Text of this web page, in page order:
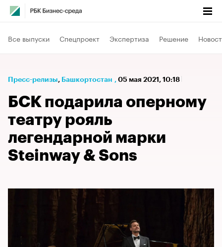
Все выпуски Спецпроект Экспертиза Решение
Пресс-релизы⁠, Башкортостан , 05 мая 2021, 10:18
БСК подарила оперному
театру рояль
легендарной марки
Steinway & Sons